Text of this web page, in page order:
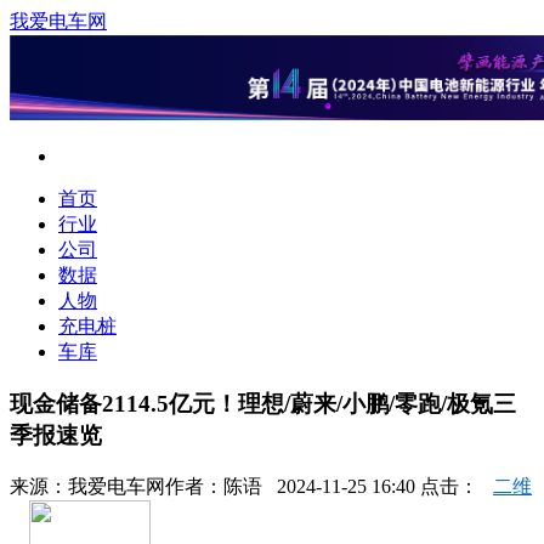
我爱电车网
首页
行业
公司
数据
人物
充电桩
车库
现金储备2114.5亿元！理想/蔚来/小鹏/零跑/极氪三
季报速览
来源： 我爱电车网作者： 陈语 2024-11-25 16:40 点击： 二维